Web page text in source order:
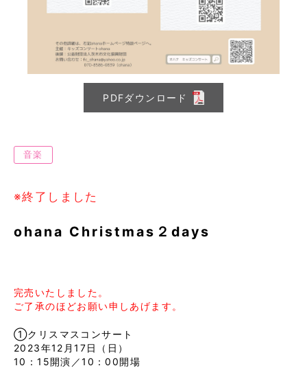
PDFダウンロード
音楽
※終了しました
ohana Christmas２days
完売いたしました。
ご了承のほどお願い申しあげます。
①クリスマスコンサート
2023年12月17日（日）
10：15開演／10：00開場